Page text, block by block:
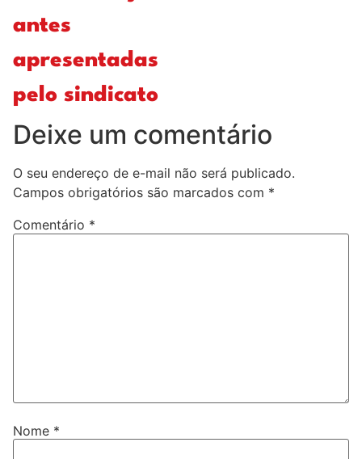
antes
apresentadas
pelo sindicato
Deixe um comentário
O seu endereço de e-mail não será publicado.
Campos obrigatórios são marcados com *
Comentário *
Nome *